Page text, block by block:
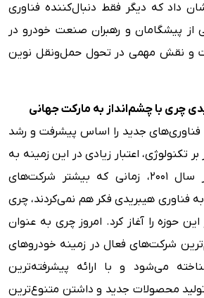
داد که دیگر فقط دنبال‌کننده فناوری
پیشگامان و رهبران صنعت خودرو در
و نقش مهمی در تحول حمل‌ونقل نوین
چری با چشم‌انداز به مارکت جهانی
جدید را اساس پیشرفت و رشد
بر تکنولوژی، اعتبار زیادی در این زمینه به
دست آورده است. در سال ۲۰۰۱، زمانی که بیشتر شرکت‌های
فناوری هیبریدی فکر هم نمی‌کردند، چری
حوزه را آغاز کرد. امروز چری به عنوان
شرکت‌های فعال در زمینه خودروهای
می‌شود و با ارائه پیشرفته‌ترین
تولید محصولات جدید و داشتن متنوع‌ترین